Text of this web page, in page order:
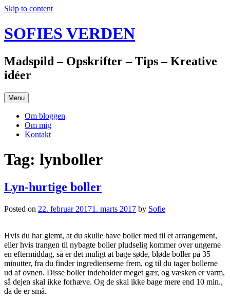
Skip to content
SOFIES VERDEN
Madspild – Opskrifter – Tips – Kreative
idéer
Menu
Om bloggen
Om mig
Kontakt
Tag: lynboller
Lyn-hurtige boller
Posted on 22. februar 20171. marts 2017 by Sofie
Hvis du har glemt, at du skulle have boller med til et arrangement,
eller hvis trangen til nybagte boller pludselig kommer over ungerne
en eftermiddag, så er det muligt at bage søde, bløde boller på 35
minutter, fra du finder ingredienserne frem, og til du tager bollerne
ud af ovnen. Disse boller indeholder meget gær, og væsken er varm,
så dejen skal ikke forhæve. Og de skal ikke bage mere end 10 min.,
da de er små.